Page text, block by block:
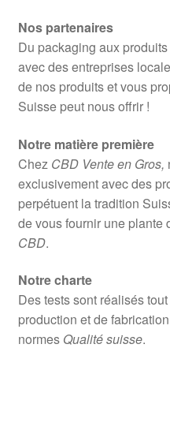
Nos partenaires
Du packaging aux
avec des entreprises
de nos produits et vous
Suisse peut nous offrir !
Notre matière première
Chez CBD Vente en Gros,
exclusivement avec des
perpétuent la tradition
de vous fournir une plante
CBD.
Notre charte
Des tests sont réalisés
production et de
normes Qualité suisse.